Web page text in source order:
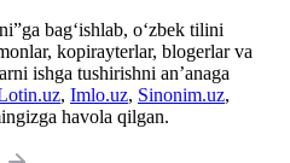
bag‘ishlab, o‘zbek tilini
kopirayterlar, blogerlar va
ishga tushirishni an’anaga
, Imlo.uz, Sinonim.uz,
havola qilgan.